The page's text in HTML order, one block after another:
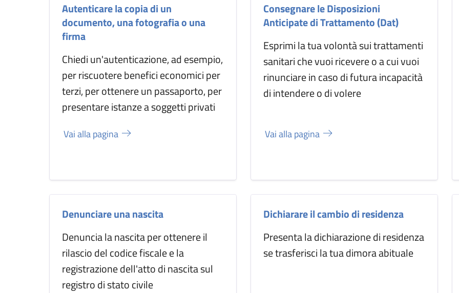
Autenticare la copia di un
documento, una fotografia o una
firma
Chiedi un'autenticazione, ad esempio,
per riscuotere benefici economici per
terzi, per ottenere un passaporto, per
presentare istanze a soggetti privati
Vai alla pagina
Consegnare le Disposizioni
Anticipate di Trattamento (Dat)
Esprimi la tua volontà sui trattamenti
sanitari che vuoi ricevere o a cui vuoi
rinunciare in caso di futura incapacità
di intendere o di volere
Vai alla pagina
Denunciare una nascita
Denuncia la nascita per ottenere il
rilascio del codice fiscale e la
registrazione dell'atto di nascita sul
registro di stato civile
Dichiarare il cambio di residenza
Presenta la dichiarazione di residenza
se trasferisci la tua dimora abituale